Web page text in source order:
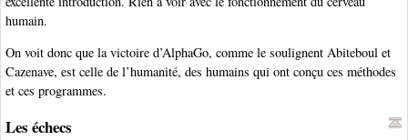
humain.
On voit donc que la victoire d’AlphaGo, comme le soulignent Abiteboul et
Cazenave, est celle de l’humanité, des humains qui ont conçu ces méthodes
et ces programmes.
Les échecs